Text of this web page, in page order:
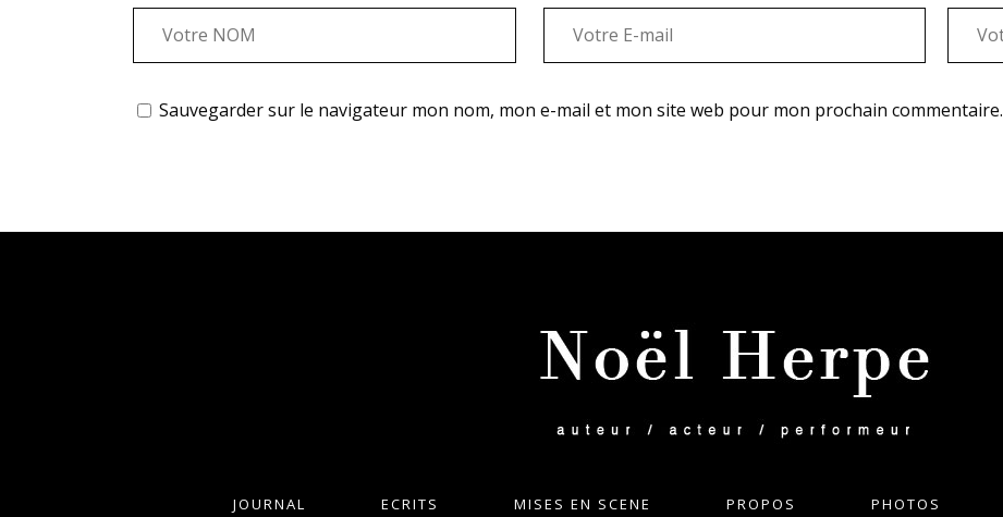
Sauvegarder sur le navigateur mon nom, mon e-mail et mon site web pour mon prochain commentaire.
JOURNAL ECRITS MISES EN SCENE PROPOS PHOTOS